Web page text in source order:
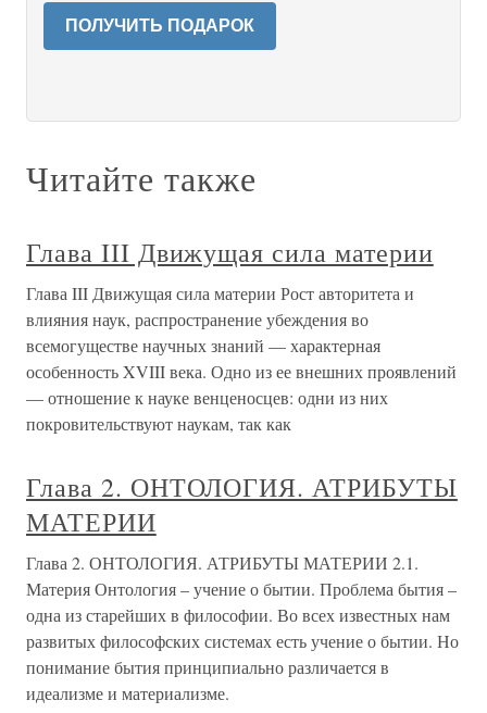
ПОЛУЧИТЬ ПОДАРОК
Читайте также
Глава III Движущая сила материи
Глава III Движущая сила материи Рост авторитета и
влияния наук, распространение убеждения во
всемогуществе научных знаний — характерная
особенность XVIII века. Одно из ее внешних проявлений
— отношение к науке венценосцев: одни из них
покровительствуют наукам, так как
Глава 2. ОНТОЛОГИЯ. АТРИБУТЫ
МАТЕРИИ
Глава 2. ОНТОЛОГИЯ. АТРИБУТЫ МАТЕРИИ 2.1.
Материя Онтология – учение о бытии. Проблема бытия –
одна из старейших в философии. Во всех известных нам
развитых философских системах есть учение о бытии. Но
понимание бытия принципиально различается в
идеализме и материализме.